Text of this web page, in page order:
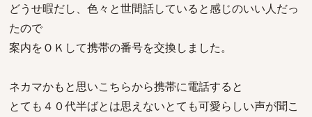
どうせ暇だし、色々と世間話していると感じのいい人だっ
たので
案内をＯＫして携帯の番号を交換しました。
ネカマかもと思いこちらから携帯に電話すると
とても４０代半ばとは思えないとても可愛らしい声が聞こ